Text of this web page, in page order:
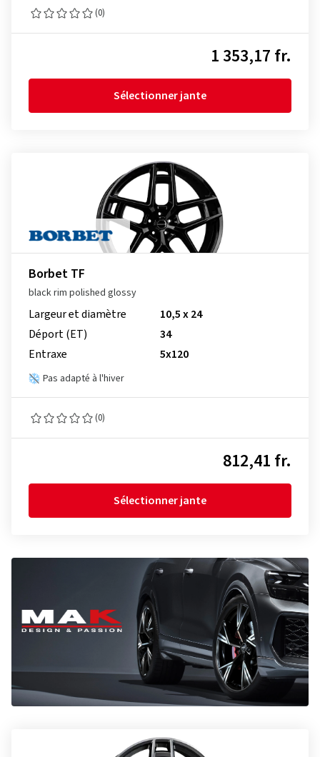
(0)
1 353,17 fr.
Sélectionner jante
Borbet TF
black rim polished glossy
Largeur et diamètre
10,5 x 24
Déport (ET)
34
Entraxe
5x120
Pas adapté à l'hiver
(0)
812,41 fr.
Sélectionner jante